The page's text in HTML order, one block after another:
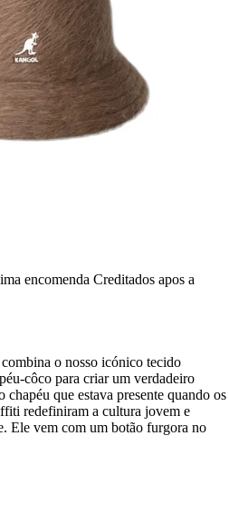
encomenda Creditados apos a
o nosso icónico tecido
côco para criar um verdadeiro
que estava presente quando os
redefiniram a cultura jovem e
Ele vem com um botão furgora no